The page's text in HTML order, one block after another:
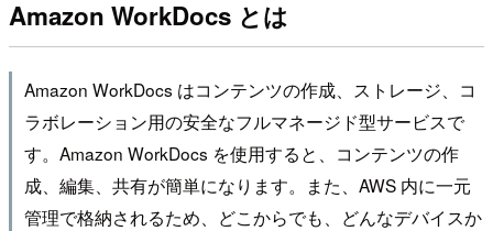
Amazon WorkDocs とは
Amazon WorkDocs はコンテンツの作成、ストレージ、コ
ラボレーション用の安全なフルマネージド型サービスで
す。Amazon WorkDocs を使用すると、コンテンツの作
成、編集、共有が簡単になります。また、AWS 内に一元
管理で格納されるため、どこからでも、どんなデバイスか